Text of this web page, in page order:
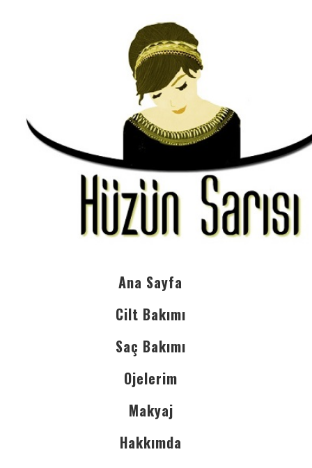
Ana Sayfa
Cilt Bakımı
Saç Bakımı
Ojelerim
Makyaj
Hakkımda